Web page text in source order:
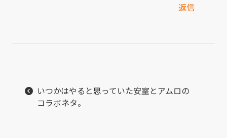
返信
いつかはやると思っていた安室とアムロの
コラボネタ。